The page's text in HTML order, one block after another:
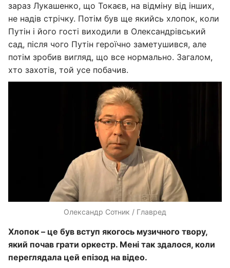
зараз Лукашенко, що Токаєв, на відміну від інших,
не надів стрічку. Потім був ще якийсь хлопок, коли
Путін і його гості виходили в Олександрівський
сад, після чого Путін героїчно заметушився, але
потім зробив вигляд, що все нормально. Загалом,
хто захотів, той усе побачив.
Олександр Сотник / Главред
Хлопок – це був вступ якогось музичного твору,
який почав грати оркестр. Мені так здалося, коли
переглядала цей епізод на відео.